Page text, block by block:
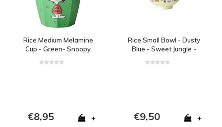
Rice Medium Melamine
Cup - Green- Snoopy
€8,95 +
Rice Small Bowl - Dusty
Blue - Sweet Jungle -
€9,50 +